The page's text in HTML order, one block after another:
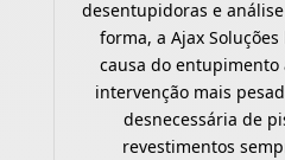
desentupidoras e
forma, a Ajax
causa do
intervenção mais
desnecessária de
revestimentos